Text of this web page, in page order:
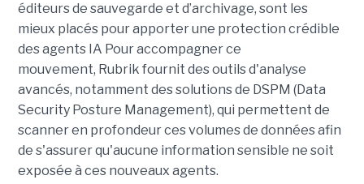
éditeurs de sauvegarde et d’archivage, sont les
mieux placés pour apporter une protection crédible
des agents IA Pour accompagner ce
mouvement, Rubrik fournit des outils d'analyse
avancés, notamment des solutions de DSPM (Data
Security Posture Management), qui permettent de
scanner en profondeur ces volumes de données afin
de s'assurer qu'aucune information sensible ne soit
exposée à ces nouveaux agents.